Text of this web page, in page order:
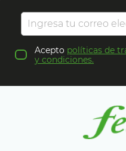
Acepto políticas de
y condiciones.